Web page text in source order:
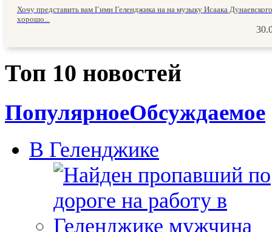
Хочу представить вам Гимн Геленджика на на музыку Исаака
хорошо...
Топ 10 новостей
ПопулярноеОбсуждаемое
В Геленджике